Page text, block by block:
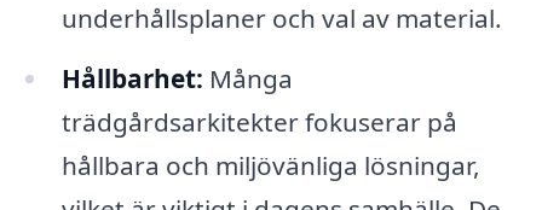
underhållsplaner och val av material.
Hållbarhet: Många
trädgårdsarkitekter fokuserar på
hållbara och miljövänliga lösningar,